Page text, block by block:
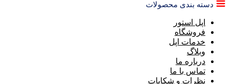
دسته بندی محصولات
اپل استور
فروشگاه
خدمات اپل
وبلاگ
درباره ما
تماس با ما
نظرات و شکایات